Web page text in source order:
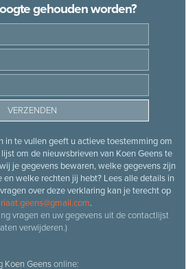
gehouden worden?
in te vullen geeft u actieve toestemming om
om de nieuwsbrieven van Koen Geens te
je gegevens bewaren, welke gegevens zijn
en welke rechten jij hebt? Lees alle details in
over deze verklaring kan je terecht op
.
vragen en uw gegevens uit de contactlijst
verwijderen.)
Koen Geensonline: